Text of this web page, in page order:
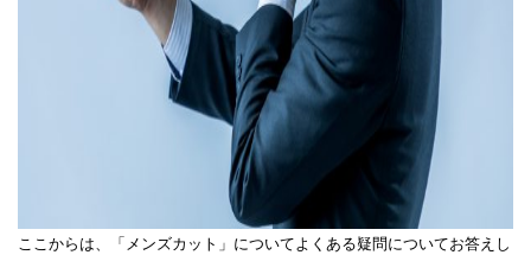
ここからは、「メンズカット」についてよくある疑問についてお答えし